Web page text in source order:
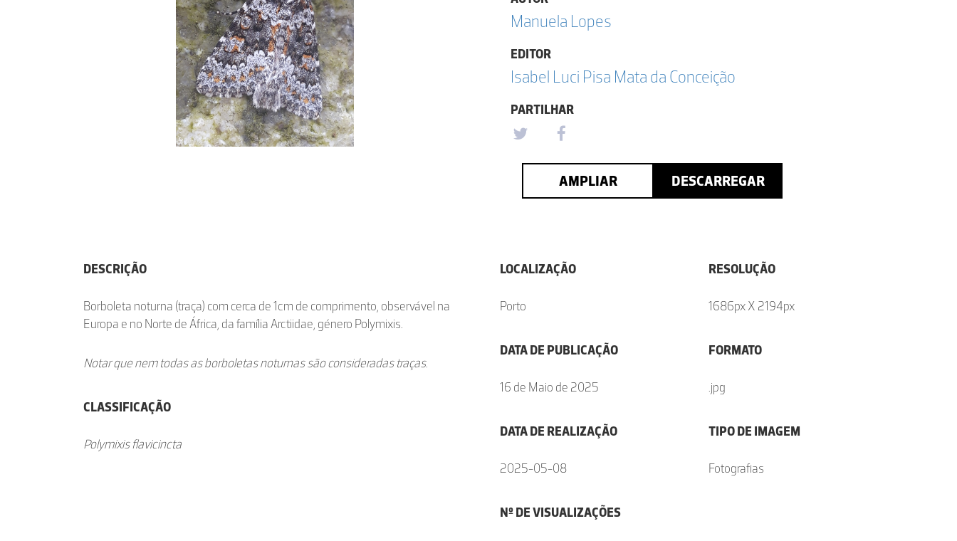
Manuela Lopes
EDITOR
Isabel Luci Pisa Mata da Conceição
PARTILHAR
AMPLIAR DESCARREGAR
DESCRIÇÃO
Borboleta noturna (traça) com cerca de 1cm de comprimento, observável na
Europa e no Norte de África, da família Arctiidae, género Polymixis.
Notar que nem todas as borboletas noturnas são consideradas traças.
CLASSIFICAÇÃO
Polymixis flavicincta
LOCALIZAÇÃO
Porto
DATA DE PUBLICAÇÃO
16 de Maio de 2025
DATA DE REALIZAÇÃO
2025-05-08
Nº DE VISUALIZAÇÕES
RESOLUÇÃO
1686px X 2194px
FORMATO
.jpg
TIPO DE IMAGEM
Fotografias